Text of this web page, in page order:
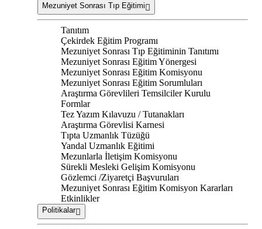
Mezuniyet Sonrası Tıp Eğitimi
Tanıtım
Çekirdek Eğitim Programı
Mezuniyet Sonrası Tıp Eğitiminin Tanıtımı
Mezuniyet Sonrası Eğitim Yönergesi
Mezuniyet Sonrası Eğitim Komisyonu
Mezuniyet Sonrası Eğitim Sorumluları
Araştırma Görevlileri Temsilciler Kurulu
Formlar
Tez Yazım Kılavuzu / Tutanakları
Araştırma Görevlisi Karnesi
Tıpta Uzmanlık Tüzüğü
Yandal Uzmanlık Eğitimi
Mezunlarla İletişim Komisyonu
Sürekli Mesleki Gelişim Komisyonu
Gözlemci /Ziyaretçi Başvuruları
Mezuniyet Sonrası Eğitim Komisyon Kararları
Etkinlikler
Politikalar